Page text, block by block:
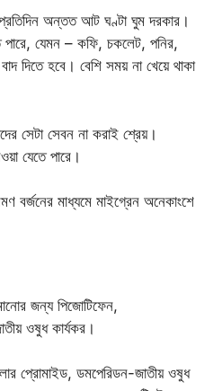
অন্তত আট ঘণ্টা ঘুম দরকার।
পারে, যেমন – কফি, চকলেট, পনির,
দিতে হবে। বেশি সময় না খেয়ে থাকা
সেটা সেবন না করাই শ্রেয়।
যেতে পারে।
বর্জনের মাধ্যমে মাইগ্রেন অনেকাংশে
জন্য পিজোটিফেন,
ওষুধ কার্যকর।
প্রোমাইড, ডমপেরিডন-জাতীয় ওষুধ